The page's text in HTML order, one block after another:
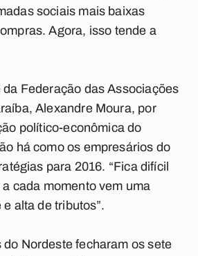
sociais mais baixas
Agora, isso tende a
Federação das Associações
Alexandre Moura, por
político-econômica do
há como os empresários do
para 2016. “Fica difícil
cada momento vem uma
alta de tributos”.
Nordeste fecharam os sete